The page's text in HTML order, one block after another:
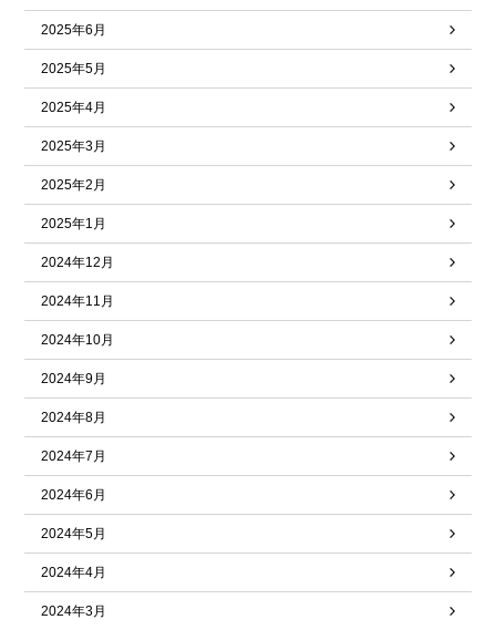
2025年6月
2025年5月
2025年4月
2025年3月
2025年2月
2025年1月
2024年12月
2024年11月
2024年10月
2024年9月
2024年8月
2024年7月
2024年6月
2024年5月
2024年4月
2024年3月